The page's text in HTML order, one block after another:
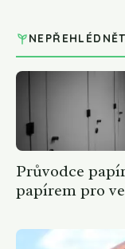
Průvodce
papírem pro